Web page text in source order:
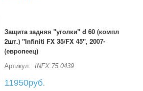
Защита задняя "уголки" d 60 (компл
2шт.) "Infiniti FX 35/FX 45", 2007-
(европеец)
Артикул: INFX.75.0439
11950руб.